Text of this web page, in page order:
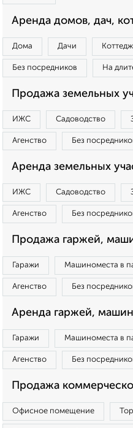
Аренда домов, дач,
Дома Дачи
Без посредников На
Продажа земельных
ИЖС Садоводство
Агенство Без
Аренда земельных
ИЖС Садоводство
Агенство Без
Продажа гаржей,
Гаражи Машиноместа в
Агенство Без
Аренда гаржей,
Гаражи Машиноместа в
Агенство Без
Продажа
Офисное помещение